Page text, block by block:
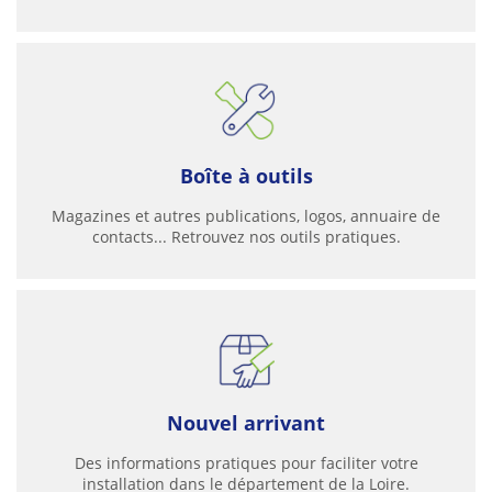
Boîte à outils
Magazines et autres publications, logos, annuaire de
contacts... Retrouvez nos outils pratiques.
Nouvel arrivant
Des informations pratiques pour faciliter votre
installation dans le département de la Loire.